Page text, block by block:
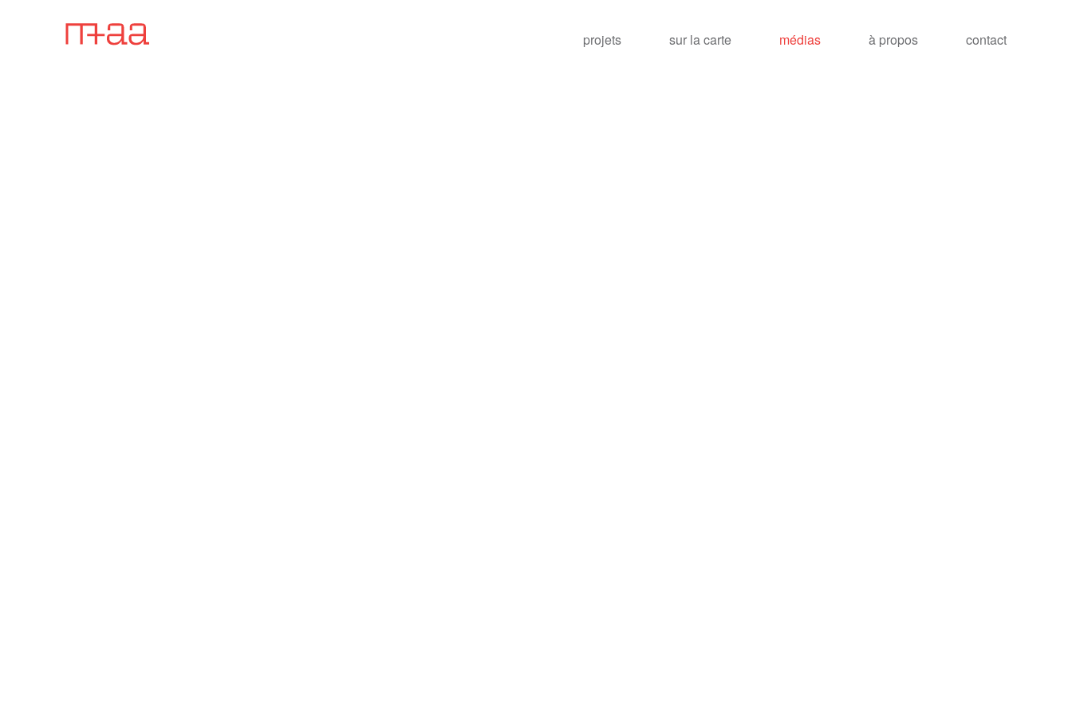
projets sur la carte médias à propos contact